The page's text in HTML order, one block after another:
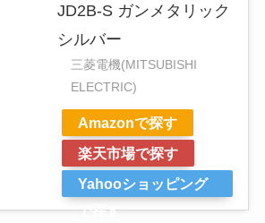
JD2B-S ガンメタリック
シルバー
三菱電機(MITSUBISHI
ELECTRIC)
Amazonで探す
楽天市場で探す
Yahooショッピング
で探す